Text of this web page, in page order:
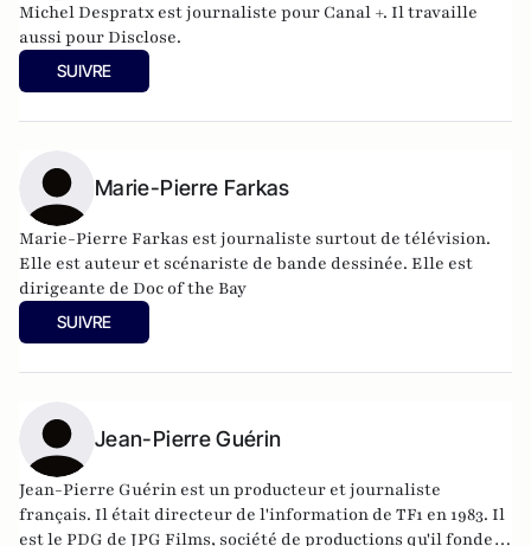
Michel Despratx est journaliste pour Canal +. Il travaille
aussi pour Disclose.
SUIVRE
Marie-Pierre Farkas
Marie-Pierre Farkas est journaliste surtout de télévision.
Elle est auteur et scénariste de bande dessinée. Elle est
dirigeante de Doc of the Bay
SUIVRE
Jean-Pierre Guérin
Jean-Pierre Guérin est un producteur et journaliste
français. Il était directeur de l'information de TF1 en 1983. Il
est le PDG de JPG Films, société de productions qu'il fonde